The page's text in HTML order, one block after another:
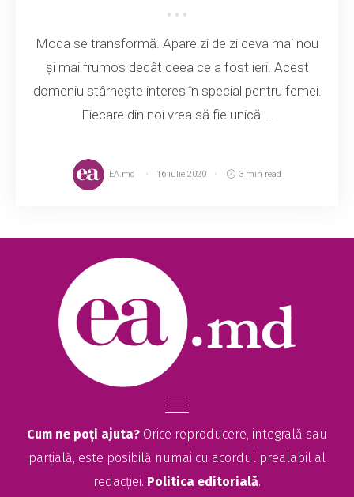
Moda se transformă. Apare zi de zi ceva mai nou
și mai frumos decât ceea ce a fost ieri. Acest
domeniu stârnește interes în special pentru femei.
Fiecare din noi vrea să fie unică ...
EA.md 16 iulie 2020 3 min read
Cum ne poți ajuta? Orice reproducere, integrală sau
parțială, este posibilă numai cu acordul prealabil al
redacției. Politica editorială.